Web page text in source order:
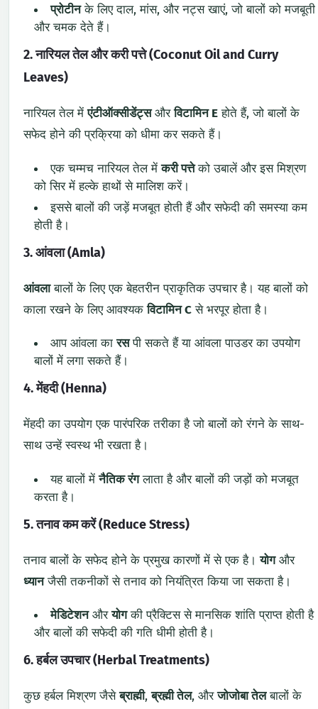
प्रोटीनके लिए दाल, मांस, और नट्स खाएं, जो बालों को मजबूती
और चमक देते हैं।
2. नारियल तेल और करी पत्ते (Coconut Oil and Curry
Leaves)
नारियल तेल मेंएंटीऑक्सीडेंट्सऔरविटामिन Eहोते हैं, जो बालों के
सफेद होने की प्रक्रिया को धीमा कर सकते हैं।
एक चम्मच नारियल तेल मेंकरी पत्तेको उबालें और इस मिश्रण
को सिर में हल्के हाथों से मालिश करें।
इससे बालों की जड़ें मजबूत होती हैं और सफेदी की समस्या कम
होती है।
3. आंवला (Amla)
आंवलाबालों के लिए एक बेहतरीन प्राकृतिक उपचार है। यह बालों को
काला रखने के लिए आवश्यकविटामिन Cसे भरपूर होता है।
आप आंवला कारसपी सकते हैं या आंवला पाउडर का उपयोग
बालों में लगा सकते हैं।
4. मेंहदी (Henna)
मेंहदी का उपयोग एक पारंपरिक तरीका है जो बालों को रंगने के साथ-
साथ उन्हें स्वस्थ भी रखता है।
यह बालों मेंनैतिक रंगलाता है और बालों की जड़ों को मजबूत
करता है।
5. तनाव कम करें (Reduce Stress)
तनाव बालों के सफेद होने के प्रमुख कारणों में से एक है।योगऔर
ध्यानजैसी तकनीकों से तनाव को नियंत्रित किया जा सकता है।
मेडिटेशनऔरयोगकी प्रैक्टिस से मानसिक शांति प्राप्त होती है
और बालों की सफेदी की गति धीमी होती है।
6. हर्बल उपचार (Herbal Treatments)
कुछ हर्बल मिश्रण जैसेब्राह्मी,ब्रह्मी तेल, औरजोजोबा तेलबालों के